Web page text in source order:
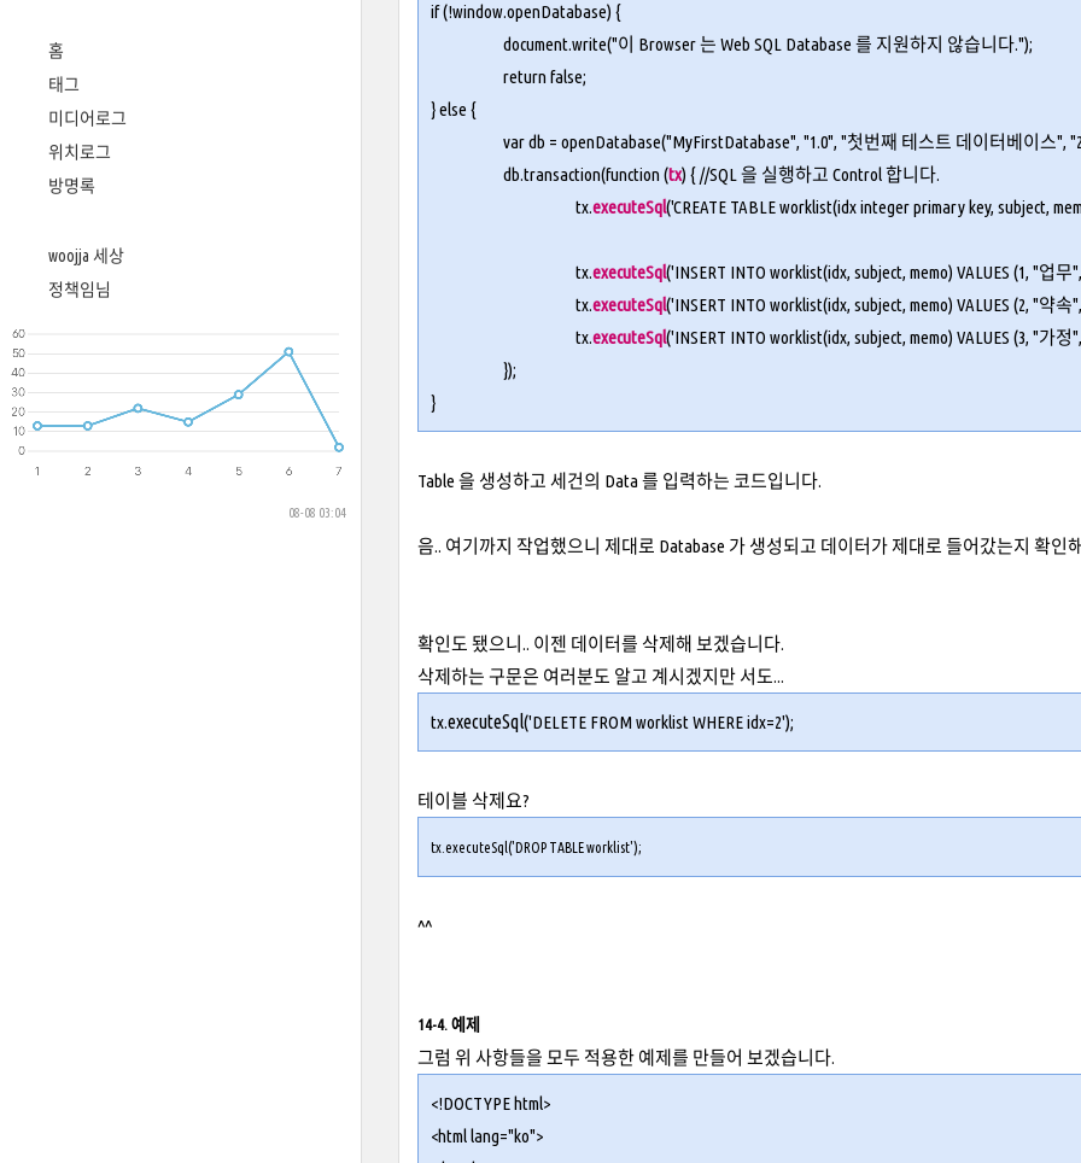
홈
태그
미디어로그
위치로그
방명록
woojja 세상
정책임님
08-08 03:04
if (!window.openDatabase) {
document.write("이 Browser 는 Web SQL Database 를 지원하지 않습니다.");
return false;
} else {
var db = openDatabase("MyFirstDatabase", "1.0", "첫번째 테스트 데이터베이스",
db.transaction(function (tx) { //SQL 을 실행하고 Control 합니다.
tx.executeSql('CREATE TABLE worklist(idx integer primary key, subject,
tx.executeSql('INSERT INTO worklist(idx, subject, memo) VALUES (1, "업
tx.executeSql('INSERT INTO worklist(idx, subject, memo) VALUES (2, "약
tx.executeSql('INSERT INTO worklist(idx, subject, memo) VALUES (3, "가
});
}
Table 을 생성하고 세건의 Data 를 입력하는 코드입니다.
음.. 여기까지 작업했으니 제대로 Database 가 생성되고 데이터가 제대로 들어갔는지 확인
확인도 됐으니.. 이젠 데이터를 삭제해 보겠습니다.
삭제하는 구문은 여러분도 알고 계시겠지만 서도...
tx.executeSql('DELETE FROM worklist WHERE idx=2');
테이블 삭제요?
tx. executeSql ('DROP TABLE worklist');
^^
14-4. 예제
그럼 위 사항들을 모두 적용한 예제를 만들어 보겠습니다.
<!DOCTYPE html>
<html lang="ko">